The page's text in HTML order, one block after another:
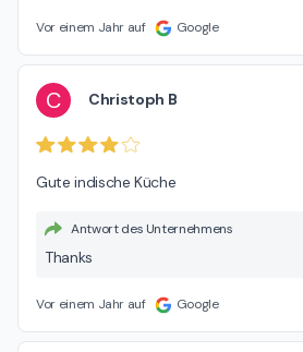
Vor einem Jahr auf Google
C Christoph B
Gute indische Küche
Antwort des Unternehmens
Thanks
Vor einem Jahr auf Google